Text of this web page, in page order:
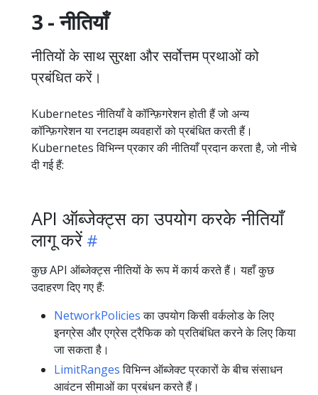
3 - नीतियाँ
नीतियों के साथ सुरक्षा और सर्वोत्तम प्रथाओं को
प्रबंधित करें।
Kubernetes नीतियाँ वे कॉन्फ़िगरेशन होती हैं जो अन्य
कॉन्फ़िगरेशन या रनटाइम व्यवहारों को प्रबंधित करती हैं।
Kubernetes विभिन्न प्रकार की नीतियाँ प्रदान करता है, जो नीचे
दी गई हैं:
API ऑब्जेक्ट्स का उपयोग करके नीतियाँ
लागू करें
कुछ API ऑब्जेक्ट्स नीतियों के रूप में कार्य करते हैं। यहाँ कुछ
उदाहरण दिए गए हैं:
NetworkPoliciesका उपयोग किसी वर्कलोड के लिए
इनग्रेस और एग्रेस ट्रैफिक को प्रतिबंधित करने के लिए किया
जा सकता है।
LimitRangesविभिन्न ऑब्जेक्ट प्रकारों के बीच संसाधन
आवंटन सीमाओं का प्रबंधन करते हैं।